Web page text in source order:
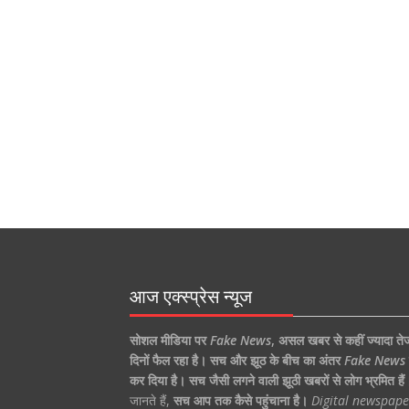
आज एक्स्प्रेस न्यूज
सोशल मीडिया पर Fake News, असल खबर से कहीं ज्यादा
दिनों फैल रहा है। सच और झूठ के बीच का अंतर Fake News
कर दिया है। सच जैसी लगने वाली झूठी खबरों से लोग भ्रमित
जानते हैं, सच आप तक कैसे पहुंचाना है। Digital